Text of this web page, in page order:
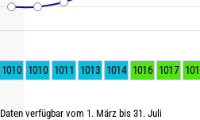
1010 1010 1011 1013 1014 1016 1017
Daten verfügbar vom 1. März bis 31. Juli